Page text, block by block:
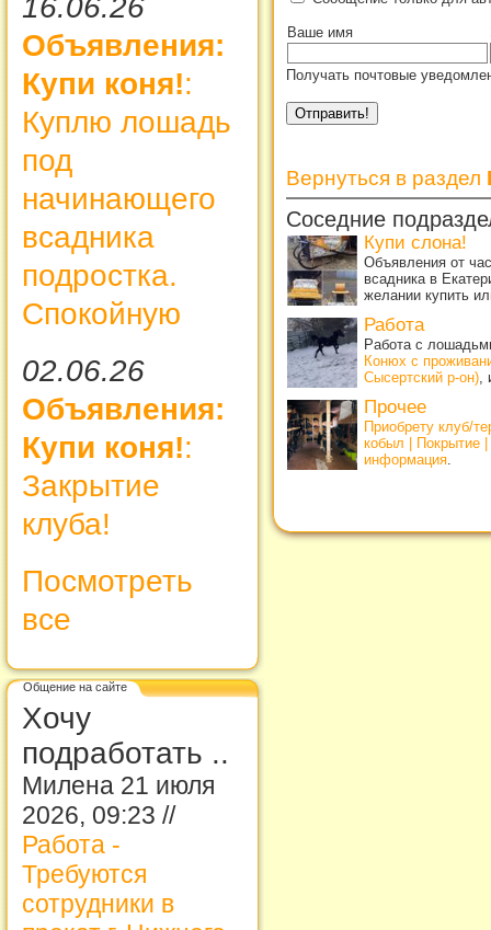
16.06.26
Объявления:
Купи коня!:
Куплю лошадь
под
начинающего
всадника
подростка.
Спокойную
02.06.26
Объявления:
Купи коня!:
Закрытие
клуба!
Посмотреть
все
Общение на сайте
Хочу
подработать ..
Милена 21 июля
2026, 09:23 //
Работа -
Требуются
сотрудники в
Ваше имя
Получать почтовые
Вернуться в раздел
Соседние
Купи слона!
Объявления от
всадника в
желании купить
Работа
Работа с
Конюх с
Сысертский р-он)
Прочее
Приобрету клуб/
кобыл | Покрытие
информация